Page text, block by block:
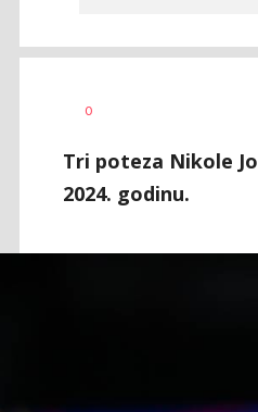
0
Tri poteza Nikole
2024. godinu.